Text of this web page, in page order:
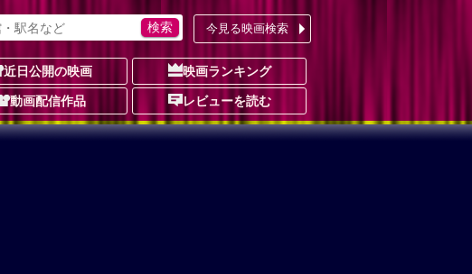
今見る映画検索
近日公開の映画 映画ランキング
動画配信作品 レビューを読む